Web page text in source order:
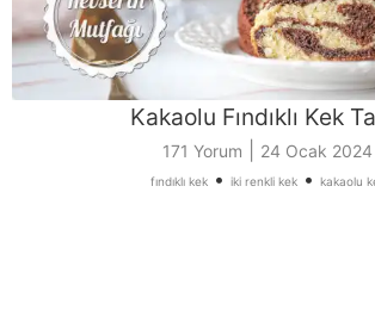
Kakaolu Fındıklı Kek
171 Yorum 24 Ocak 2024
fındıklı kek• iki renkli kek• kakaolu